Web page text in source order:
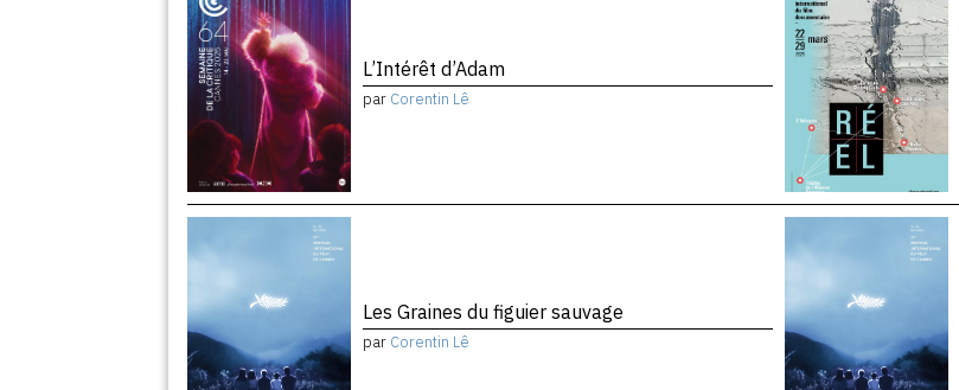
L’Intérêt d’Adam
par Corentin Lê
Les Graines du figuier sauvage
par Corentin Lê